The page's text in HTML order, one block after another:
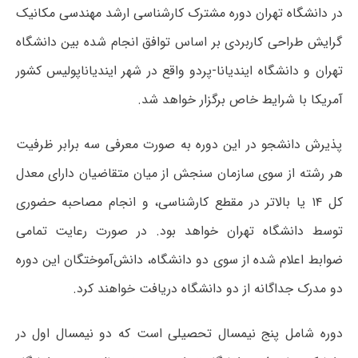
در دانشگاه تهران دوره مشترک کارشناسی ارشد مهندسی مکانیک
گرایش طراحی کاربردی بر اساس توافق انجام شده بین دانشگاه
تهران و دانشگاه ایندیانا-پردو واقع در شهر ایندیاناپولیس کشور
آمریکا با شرایط خاص برگزار خواهد شد.
پذیرش دانشجو در این دوره به صورت معرفی سه برابر ظرفیت
هر رشته از سوی سازمان سنجش از میان متقاضیان دارای معدل
کل ۱۴ یا بالاتر در مقطع کارشناسی، و انجام مصاحبه حضوری
توسط دانشگاه تهران خواهد بود. در صورت رعایت تمامی
ضوابط اعلام شده از سوی دو دانشگاه، دانش‌آموختگان این دوره
دو مدرک جداگانه از دو دانشگاه دریافت خواهند کرد.
دوره شامل پنج نیمسال تحصیلی است که دو نیمسال اول در